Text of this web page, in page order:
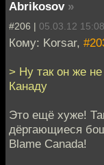
Abrikosov »
#206 | 05.03.12 15:08
Кому: Korsar,
> Ну так он же
Канаду
Это ещё хуже!
дёргающиеся
Blame Canada!